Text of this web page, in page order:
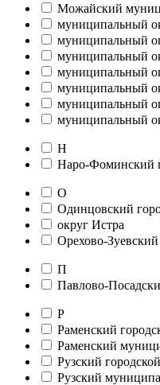
Можайский
муниципальный
муниципальный
муниципальный
муниципальный
муниципальный
муниципальный
муниципальный
Н
Наро-Фоминский
О
Одинцовский
округ Истра
Орехово-
П
Павлово-
Р
Раменский
Раменский
Рузский
Рузский